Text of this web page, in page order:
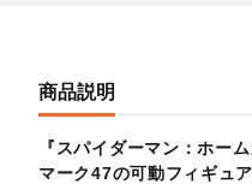
商品説明
『スパイダーマン：ホー
マーク47の可動フィギュ